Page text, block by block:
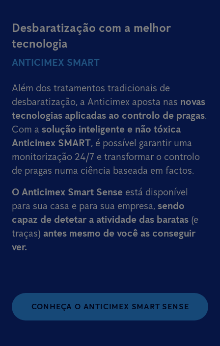
Desbaratização com a melhor
tecnologia
ANTICIMEX SMART
Além dos tratamentos tradicionais de
desbaratização, a Anticimex aposta nas novas
tecnologias aplicadas ao controlo de pragas.
Com a solução inteligente e não tóxica
Anticimex SMART, é possível garantir uma
monitorização 24/7 e transformar o controlo
de pragas numa ciência baseada em factos.
O Anticimex Smart Sense está disponível
para sua casa e para sua empresa, sendo
capaz de detetar a atividade das baratas (e
traças) antes mesmo de você as conseguir
ver.
CONHEÇA O ANTICIMEX SMART SENSE